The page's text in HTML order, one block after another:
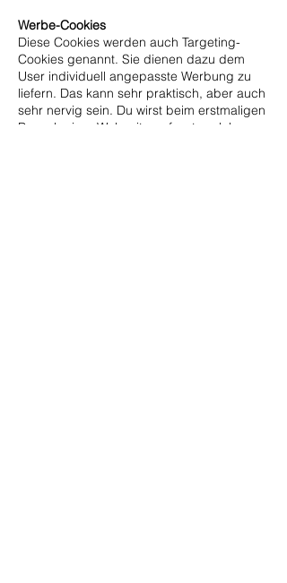
Werbe-Cookies
Diese Cookies werden auch Targeting-
Cookies genannt. Sie dienen dazu dem
User individuell angepasste Werbung zu
liefern. Das kann sehr praktisch, aber auch
sehr nervig sein. Du wirst beim erstmaligen
Besuch einer Webseite gefragt, welche